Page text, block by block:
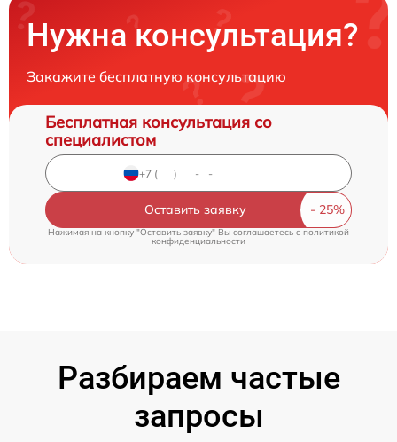
Нужна консультация?
Закажите бесплатную консультацию
Бесплатная консультация со
специалистом
Оставить заявку
Нажимая на кнопку "Оставить заявку" Вы соглашаетесь cполитикой
конфиденциальности
Разбираем частые
запросы